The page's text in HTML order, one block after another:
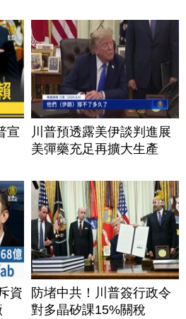
宣
川普預透露美伊談判進展
美彈藥充足再擴大生產
資
防堵中共！川普簽行政令
對多晶矽課15%關稅